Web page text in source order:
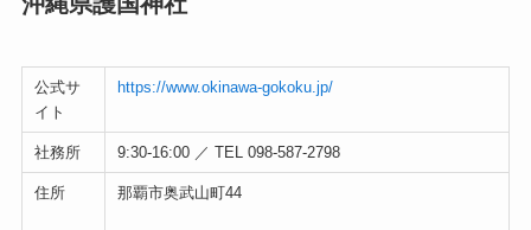
公式サ
イト
https://www.okinawa-gokoku.jp/
社務所 9:30-16:00 ／ TEL 098-587-2798
住所 那覇市奥武山町44